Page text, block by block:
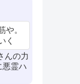
や。
く
んの力
悪霊ハ